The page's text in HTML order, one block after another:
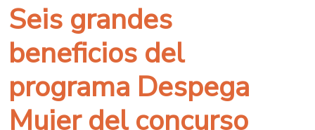
Seis grandes
beneficios del
programa Despega
Mujer del concurso